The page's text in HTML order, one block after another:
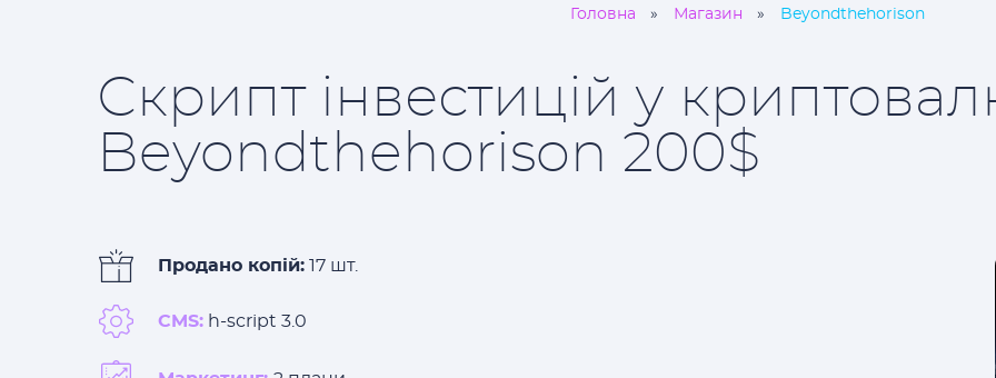
Головна Магазин Beyondthehorison
Скрипт інвестицій у
Beyondthehorison 200$
Продано копій: 17 шт.
CMS: h-script 3.0